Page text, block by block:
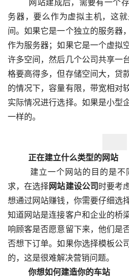
务器，要么作为虚拟主机，这
间。如果它是一个独立的服务器
作为服务器；如果它是一个虚拟
许多空间，然后几个公司共享一
格要高得多，但存储空间大，贷
的情况下，容量有限，带宽相对
实际情况进行选择。如果是小型
一样的。
正在建立什么类型的网站
求，在选择网站建设公司时要考
想通过网站赚钱，你需要仔细选
知道网站是连接客户和企业的桥
响顾客是否愿意留下来，他们是
否想下订单。如果你选择模板公
的，这是很难解决营销问题。
你想如何建造你的车站